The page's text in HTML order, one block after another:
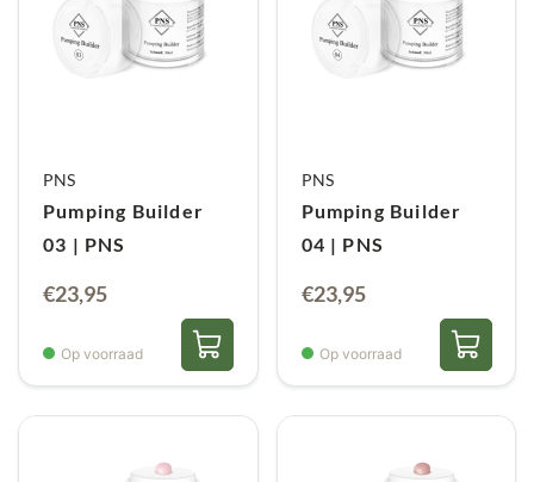
PNS
Pumping Builder
03 | PNS
€23,95
Op voorraad
PNS
Pumping Builder
04 | PNS
€23,95
Op voorraad